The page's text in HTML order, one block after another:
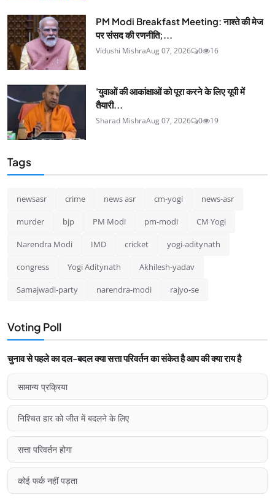
PM Modi Breakfast Meeting: नाश्ते की मेज
पर संसद की रणनीति;...
Vidushi MishraAug 07, 2026 0 16
'युवाओं की आकांक्षाओं को पूरा करने के लिए यूपी में
तैयारी...
Sharad MishraAug 07, 2026 0 19
Tags
newsasr crime news asr cm-yogi news-asr
murder bjp PM Modi pm-modi CM Yogi
Narendra Modi IMD cricket yogi-aditynath
congress Yogi Aditynath Akhilesh-yadav
Samajwadi-party narendra-modi rajyo-se
Voting Poll
चुनाव से पहले का दल-बदल क्या सत्ता परिवर्तन का संकेत है आप की क्या राय है
सामान्य प्रक्रिया
निश्चित हार को जीत में बदलने के लिए
सत्ता परिवर्तन होगा
कोई फर्क नहीं पड़ता